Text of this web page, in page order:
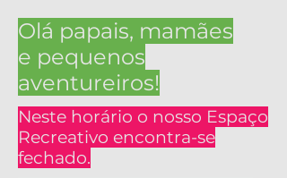
Olá papais, mamães
e pequenos
aventureiros!
Neste horário o nosso Espaço
Recreativo encontra-se
fechado.